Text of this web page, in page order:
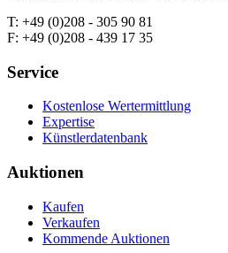
T: +49 (0)208 - 305 90 81
F: +49 (0)208 - 439 17 35
Service
Kostenlose Wertermittlung
Expertise
Künstlerdatenbank
Auktionen
Kaufen
Verkaufen
Kommende Auktionen